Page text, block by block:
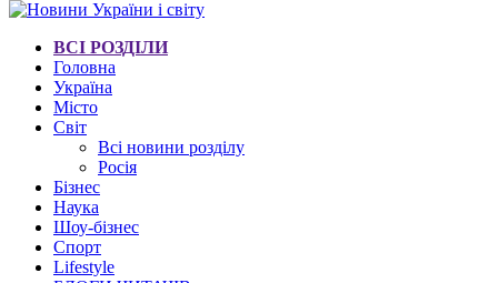
ВСІ РОЗДІЛИ
Головна
Україна
Місто
Світ
Всі новини розділу
Росія
Бізнес
Наука
Шоу-бізнес
Спорт
Lifestyle